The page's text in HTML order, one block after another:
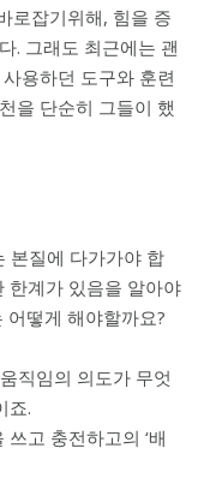
로잡기위해, 힘을 증
. 그래도 최근에는 괜
용하던 도구와 훈련
을 단순히 그들이 했
본질에 다가가야 합
한계가 있음을 알아야
어떻게 해야할까요?
직임의 의도가 무엇
죠.
고 충전하고의 ‘배